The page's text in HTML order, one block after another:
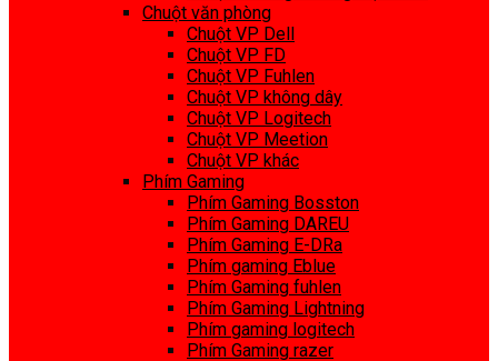
Chuột văn phòng
Chuột VP Dell
Chuột VP FD
Chuột VP Fuhlen
Chuột VP không dây
Chuột VP Logitech
Chuột VP Meetion
Chuột VP khác
Phím Gaming
Phím Gaming Bosston
Phím Gaming DAREU
Phím Gaming E-DRa
Phím gaming Eblue
Phím Gaming fuhlen
Phím Gaming Lightning
Phím gaming logitech
Phím Gaming razer